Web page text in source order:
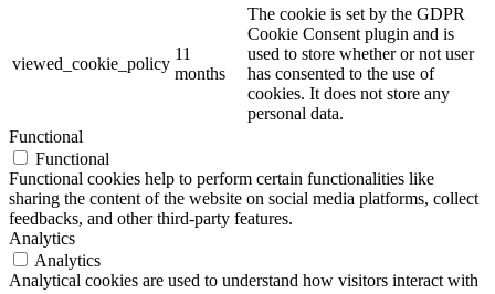
viewed_cookie_policy
11
months
The cookie is set by the GDPR
Cookie Consent plugin and is
used to store whether or not user
has consented to the use of
cookies. It does not store any
personal data.
Functional
Functional
Functional cookies help to perform certain functionalities like
sharing the content of the website on social media platforms, collect
feedbacks, and other third-party features.
Analytics
Analytics
Analytical cookies are used to understand how visitors interact with